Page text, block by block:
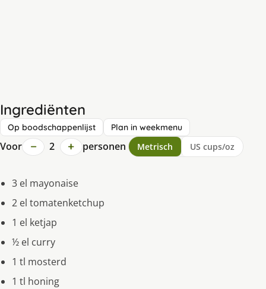
Ingrediënten
Op boodschappenlijst Plan in weekmenu
Voor − 2 + personen Metrisch US cups/oz
3 el mayonaise
2 el tomatenketchup
1 el ketjap
½ el curry
1 tl mosterd
1 tl honing